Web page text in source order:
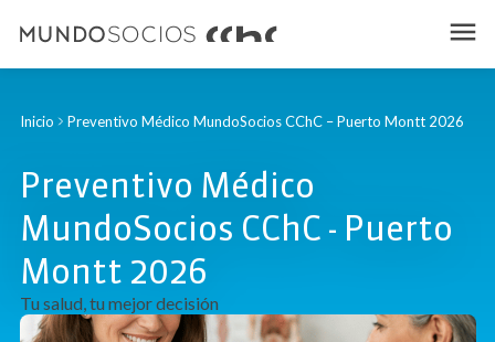
Inicio Preventivo Médico MundoSocios CChC – Puerto Montt 2026
Preventivo Médico
MundoSocios CChC - Puerto
Montt 2026
Tu salud, tu mejor decisión